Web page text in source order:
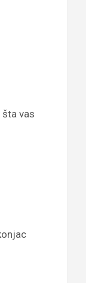
šta vas